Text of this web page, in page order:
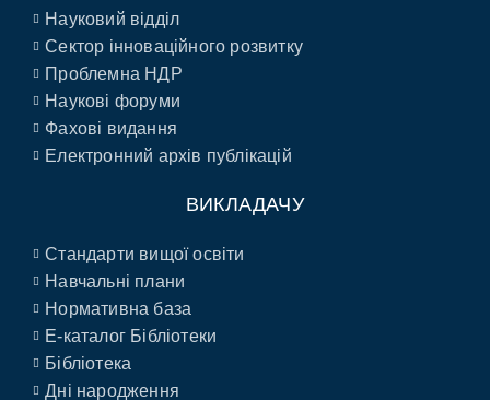
Науковий відділ
Сектор інноваційного розвитку
Проблемна НДР
Наукові форуми
Фахові видання
Електронний архів публікацій
ВИКЛАДАЧУ
Стандарти вищої освіти
Навчальні плани
Нормативна база
E-каталог Бібліотеки
Бібліотека
Дні народження